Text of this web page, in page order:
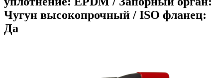
Чугун высокопрочный / ISO фланец:
Да